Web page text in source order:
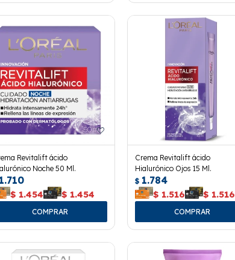
Revitalift ácido
Noche 50 Ml.
1.710
$ 1.454 $ 1.454
Crema Revitalift ácido
Hialurónico Ojos 15 Ml.
$ 1.784
$ 1.516 $ 1.516